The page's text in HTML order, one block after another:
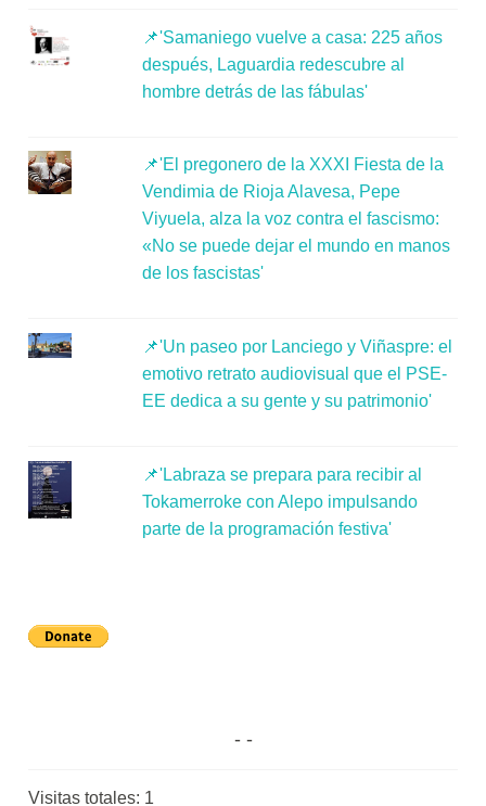
📌'Samaniego vuelve a casa: 225 años
después, Laguardia redescubre al
hombre detrás de las fábulas'
📌'El pregonero de la XXXI Fiesta de la
Vendimia de Rioja Alavesa, Pepe
Viyuela, alza la voz contra el fascismo:
«No se puede dejar el mundo en manos
de los fascistas'
📌'Un paseo por Lanciego y Viñaspre: el
emotivo retrato audiovisual que el PSE-
EE dedica a su gente y su patrimonio'
📌'Labraza se prepara para recibir al
Tokamerroke con Alepo impulsando
parte de la programación festiva'
Visitas totales: 1